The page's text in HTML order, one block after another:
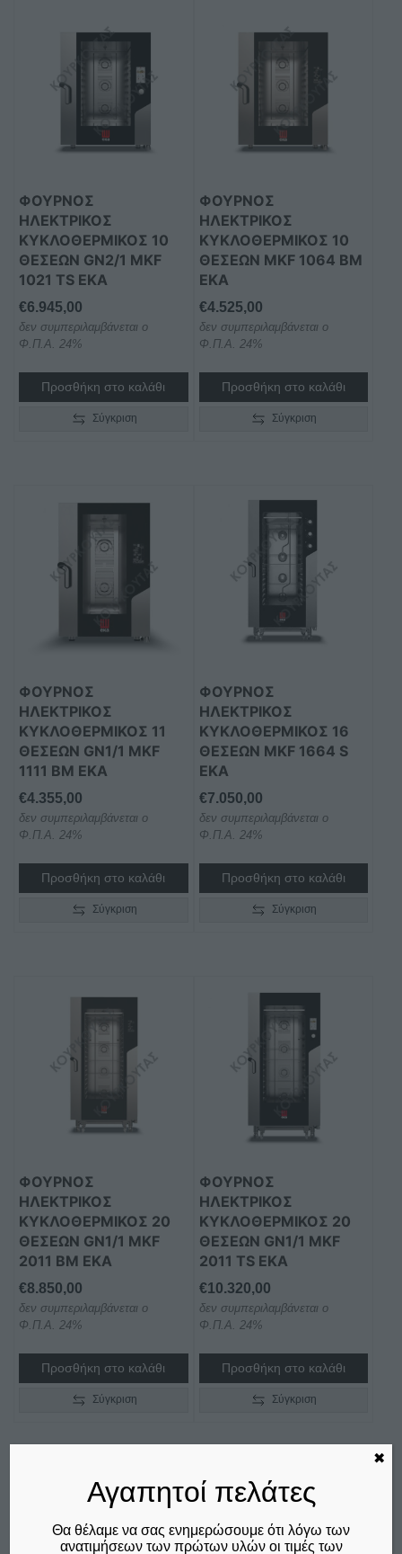
ΦΟΥΡΝΟΣ
ΗΛΕΚΤΡΙΚΟΣ
ΚΥΚΛΟΘΕΡΜΙΚΟΣ 10
ΘΕΣΕΩΝ GN2/1 MKF
1021 TS EKA
€6.945,00
δεν συμπεριλαμβάνεται ο
Φ.Π.Α. 24%
Προσθήκη στο καλάθι
Σύγκριση
ΦΟΥΡΝΟΣ
ΗΛΕΚΤΡΙΚΟΣ
ΚΥΚΛΟΘΕΡΜΙΚΟΣ 10
ΘΕΣΕΩΝ MKF 1064 BM
EKA
€4.525,00
δεν συμπεριλαμβάνεται ο
Φ.Π.Α. 24%
Προσθήκη στο καλάθι
Σύγκριση
ΦΟΥΡΝΟΣ
ΗΛΕΚΤΡΙΚΟΣ
ΚΥΚΛΟΘΕΡΜΙΚΟΣ 11
ΘΕΣΕΩΝ GN1/1 MKF
1111 BM EKA
€4.355,00
δεν συμπεριλαμβάνεται ο
Φ.Π.Α. 24%
Προσθήκη στο καλάθι
Σύγκριση
ΦΟΥΡΝΟΣ
ΗΛΕΚΤΡΙΚΟΣ
ΚΥΚΛΟΘΕΡΜΙΚΟΣ 16
ΘΕΣΕΩΝ MKF 1664 S
EKA
€7.050,00
δεν συμπεριλαμβάνεται ο
Φ.Π.Α. 24%
Προσθήκη στο καλάθι
Σύγκριση
ΦΟΥΡΝΟΣ
ΗΛΕΚΤΡΙΚΟΣ
ΚΥΚΛΟΘΕΡΜΙΚΟΣ 20
ΘΕΣΕΩΝ GN1/1 MKF
2011 BM EKA
€8.850,00
δεν συμπεριλαμβάνεται ο
Φ.Π.Α. 24%
Προσθήκη στο καλάθι
Σύγκριση
ΦΟΥΡΝΟΣ
ΗΛΕΚΤΡΙΚΟΣ
ΚΥΚΛΟΘΕΡΜΙΚΟΣ 20
ΘΕΣΕΩΝ GN1/1 MKF
2011 TS EKA
€10.320,00
δεν συμπεριλαμβάνεται ο
Φ.Π.Α. 24%
Προσθήκη στο καλάθι
Σύγκριση
Αγαπητοί πελάτες
Θα θέλαμε να σας ενημερώσουμε ότι λόγω των
ανατιμήσεων των πρώτων υλών οι τιμές των
✖